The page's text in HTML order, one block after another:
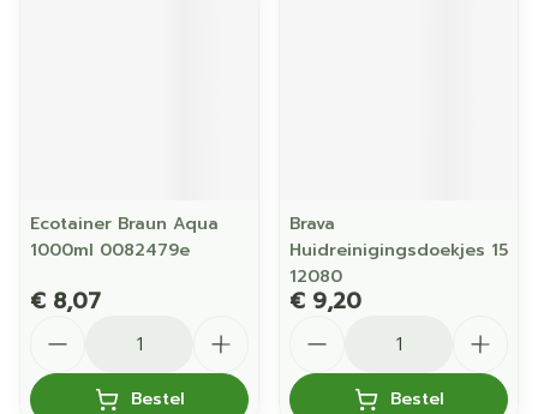
Ecotainer Braun Aqua
1000ml 0082479e
€ 8,07
Bestel
Brava
Huidreinigingsdoekjes 15
12080
€ 9,20
Bestel